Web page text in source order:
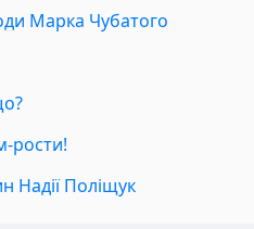
Марка Чубатого
рости!
Надії Поліщук